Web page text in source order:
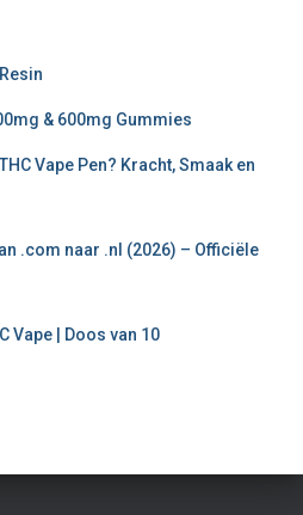
& 600mg Gummies
Vape Pen? Kracht, Smaak en
.com naar .nl (2026) – Officiële
Vape | Doos van 10